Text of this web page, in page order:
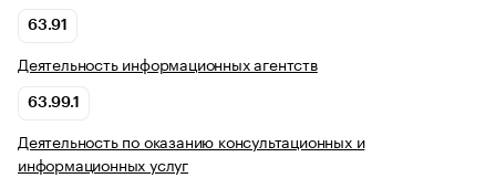
63.91
Деятельность информационных агентств
63.99.1
Деятельность по оказанию консультационных и
информационных услуг